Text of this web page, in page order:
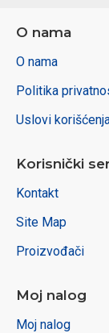
O nama
O nama
Politika
Uslovi
Korisnički
Kontakt
Site Map
Proizvođači
Moj nalog
Moj nalog